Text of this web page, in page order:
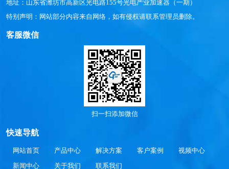
地址：山东省潍坊市高新区光电路155号光电产业加速器（一期）
特别声明：网站部分内容来自网络，如有侵权请联系管理员删除。
客服微信
扫一扫添加微信
快速导航
网站首页 产品中心 解决方案 客户案例
视频中心
新闻中心
关于我们 联系我们